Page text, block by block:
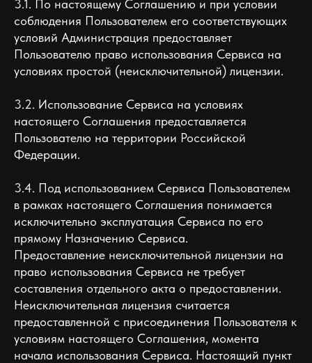
3.1. По настоящему Соглашению и при условии
соблюдения Пользователем его соответствующих
условий Администрация предоставляет
Пользователю право использования Сервиса на
условиях простой (неисключительной) лицензии.
3.2. Использование Сервиса на условиях
настоящего Соглашения предоставляется
Пользователю на территории Российской
Федерации.
3.4. Под использованием Сервиса Пользователем
в рамках настоящего Соглашения понимается
исключительно эксплуатация Сервиса по его
прямому Назначению Сервиса.
Предоставление неисключительной лицензии на
право использования Сервиса не требует
составления отдельного акта о предоставлении.
Неисключительная лицензия считается
предоставленной с присоединения Пользователя к
условиям настоящего Соглашения, момента
начала использования Сервиса. Настоящий пункт